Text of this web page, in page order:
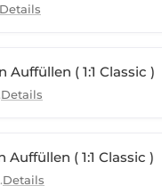
Details
Auffüllen ( 1:1 Classic )
Details
Auffüllen ( 1:1 Classic )
Details